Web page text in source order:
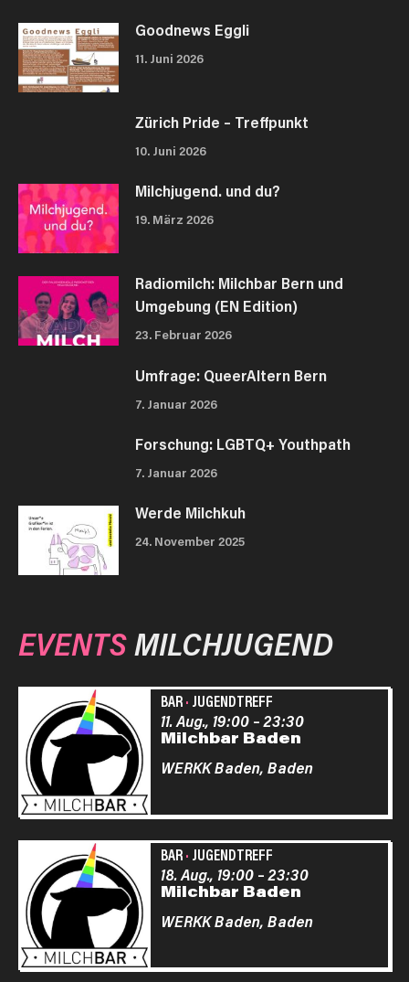
Goodnews Eggli
11. Juni 2026
Zürich Pride – Treffpunkt
10. Juni 2026
Milchjugend. und du?
19. März 2026
Radiomilch: Milchbar Bern und
Umgebung (EN Edition)
23. Februar 2026
Umfrage: QueerAltern Bern
7. Januar 2026
Forschung: LGBTQ+ Youthpath
7. Januar 2026
Werde Milchkuh
24. November 2025
EVENTSMILCHJUGEND
BAR· JUGENDTREFF
Milchbar Baden
11. Aug., 19:00–23:30
WERKK Baden, Baden
BAR· JUGENDTREFF
Milchbar Baden
18. Aug., 19:00–23:30
WERKK Baden, Baden